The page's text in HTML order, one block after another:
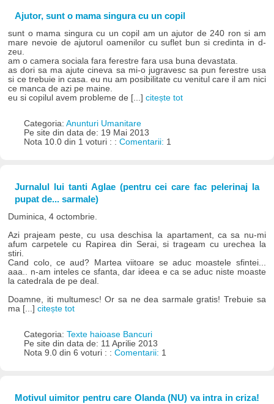
Ajutor, sunt o mama singura cu un copil
sunt o mama singura cu un copil am un ajutor de 240 ron si am
mare nevoie de ajutorul oamenilor cu suflet bun si credinta in d-
zeu.
am o camera sociala fara ferestre fara usa buna devastata.
as dori sa ma ajute cineva sa mi-o jugravesc sa pun ferestre usa
si ce trebuie in casa. eu nu am posibilitate cu venitul care il am nici
ce manca de azi pe maine.
eu si copilul avem probleme de [...]citește tot
Categoria: Anunturi Umanitare
Pe site din data de: 19 Mai 2013
Nota 10.0 din 1 voturi : : Comentarii: 1
Jurnalul lui tanti Aglae (pentru cei care fac pelerinaj la
pupat de... sarmale)
Duminica, 4 octombrie.
Azi prajeam peste, cu usa deschisa la apartament, ca sa nu-mi
afum carpetele cu Rapirea din Serai, si trageam cu urechea la
stiri.
Cand colo, ce aud? Martea viitoare se aduc moastele sfintei...
aaa.. n-am inteles ce sfanta, dar ideea e ca se aduc niste moaste
la catedrala de pe deal.
Doamne, iti multumesc! Or sa ne dea sarmale gratis! Trebuie sa
ma [...]citește tot
Categoria: Texte haioase Bancuri
Pe site din data de: 11 Aprilie 2013
Nota 9.0 din 6 voturi : : Comentarii: 1
Motivul uimitor pentru care Olanda (NU) va intra in criza!